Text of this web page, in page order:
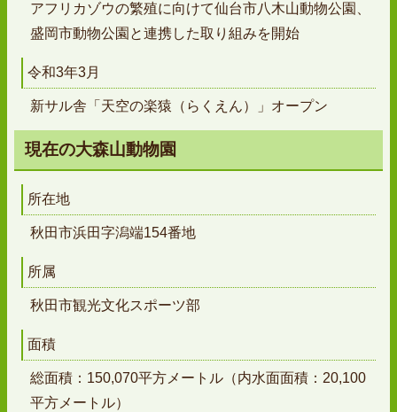
アフリカゾウの繁殖に向けて仙台市八木山動物公園、
盛岡市動物公園と連携した取り組みを開始
令和3年3月
新サル舎「天空の楽猿（らくえん）」オープン
現在の大森山動物園
所在地
秋田市浜田字潟端154番地
所属
秋田市観光文化スポーツ部
面積
総面積：150,070平方メートル（内水面面積：20,100
平方メートル）